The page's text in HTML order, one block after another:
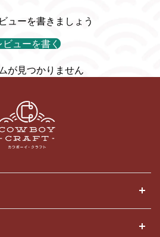
ューを書きましょう
ビューを書く
が見つかりません